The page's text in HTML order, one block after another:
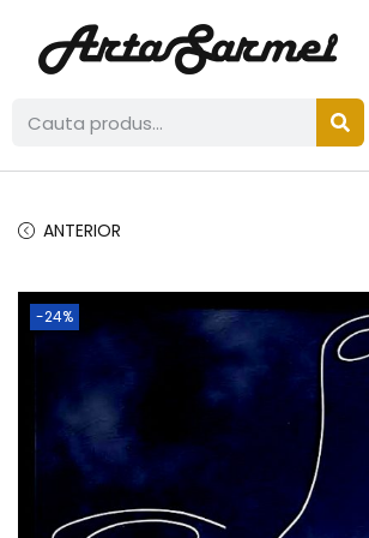
ANTERIOR
-24%